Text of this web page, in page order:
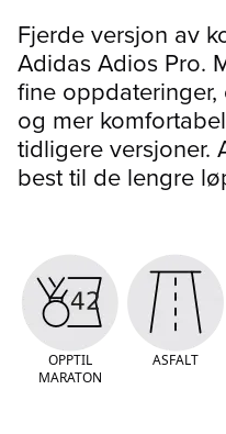
Fjerde versjon av
Adidas Adios Pro.
fine
og mer
tidligere versjoner.
best til de lengre
OPPTIL
MARATON
ASFALT